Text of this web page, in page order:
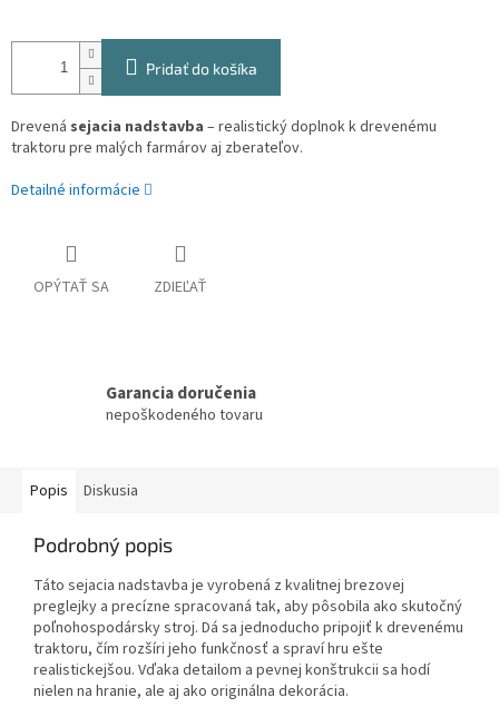
Pridať do košíka
Drevená sejacia nadstavba – realistický doplnok k drevenému
traktoru pre malých farmárov aj zberateľov.
Detailné informácie
OPÝTAŤ SA ZDIEĽAŤ
Garancia doručenia
nepoškodeného tovaru
Popis Diskusia
Podrobný popis
Táto sejacia nadstavba je vyrobená z kvalitnej brezovej
preglejky a precízne spracovaná tak, aby pôsobila ako skutočný
poľnohospodársky stroj. Dá sa jednoducho pripojiť k drevenému
traktoru, čím rozšíri jeho funkčnosť a spraví hru ešte
realistickejšou. Vďaka detailom a pevnej konštrukcii sa hodí
nielen na hranie, ale aj ako originálna dekorácia.